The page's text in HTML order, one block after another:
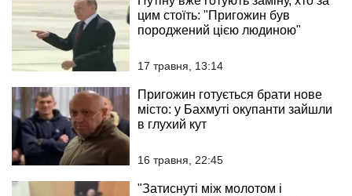
цим стоїть: "Пригожин був
породжений цією людиною"
17 травня, 13:14
Пригожин готується брати нове
місто: у Бахмуті окупанти зайшли
в глухий кут
16 травня, 22:45
"Затиснуті між молотом і